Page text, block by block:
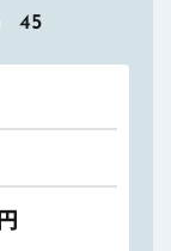
45
円